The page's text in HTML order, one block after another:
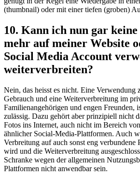
(thumbnail) oder mit einer tiefen (groben)
10. Kann ich nun gar
mehr auf meiner Website
Social Media Account
weiterverbreiten?
Nein, das heisst es nicht. Eine Verwendung
Gebrauch und eine Weiterverbreitung im
Familienangehörigen und engen Freunden,
zulässig. Dazu gehört aber prinzipiell nicht
Fotos ins Internet, auch nicht im Bereich
ähnlicher Social-Media-Plattformen. Auch
Verbreitung auf auch sonst eng verbundene
wird und die Weiterverbreitung
Schranke wegen der allgemeinen
Plattformen nicht anwendbar sein.